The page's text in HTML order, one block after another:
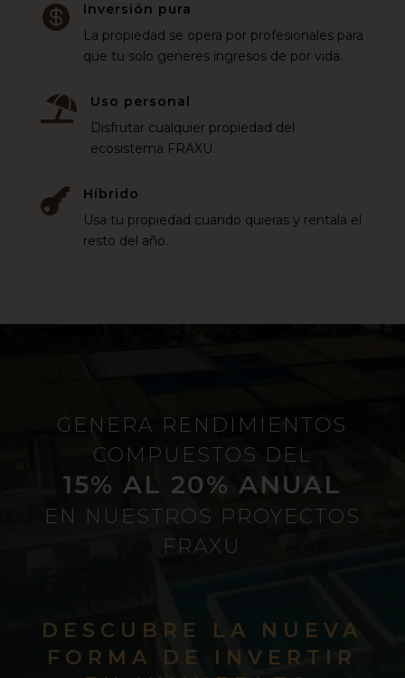

Inversión pura
La propiedad se opera por profesionales para
que tu solo generes ingresos de por vida.

Uso personal
Disfrutar cualquier propiedad del
ecosistema FRAXU.

Híbrido
Usa tu propiedad cuando quieras y rentala el
resto del año.
GENERA RENDIMIENTOS
COMPUESTOS DEL
15% AL 20% ANUAL
EN NUESTROS PROYECTOS
FRAXU
DESCUBRE LA NUEVA
FORMA DE INVERTIR